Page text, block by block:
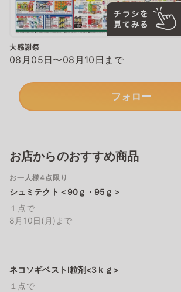
大感謝祭
08月05日〜08月10日まで
フォロー
お店からのおすすめ商品
お一人様4点限り
シュミテクト＜90ｇ・95ｇ＞
１点で
8月10日(月)まで
ネコソギベストⅠ粒剤<3ｋｇ>
１点で